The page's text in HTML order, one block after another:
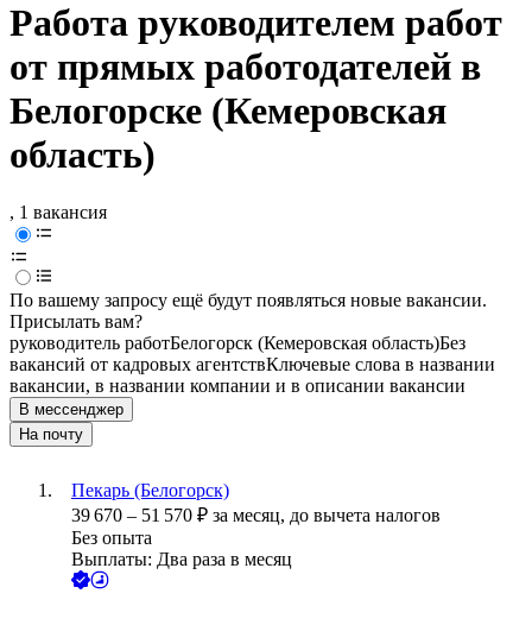
Работа руководителем работ
от прямых работодателей в
Белогорске (Кемеровская
область)
, 1 вакансия
По вашему запросу ещё будут появляться новые вакансии.
Присылать вам?
руководитель работБелогорск (Кемеровская область)Без
вакансий от кадровых агентствКлючевые слова в названии
вакансии, в названии компании и в описании вакансии
В мессенджер
На почту
Пекарь (Белогорск)
39 670 – 51 570 ₽ за месяц, до вычета налогов
Без опыта
Выплаты: Два раза в месяц